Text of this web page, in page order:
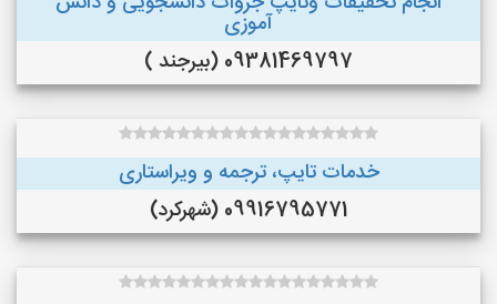
آموزی
09381469797 (بیرجند )
خدمات تایپ، ترجمه و ویراستاری
09916795771 (شهرکرد)